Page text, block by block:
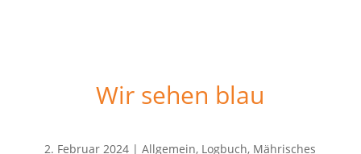
Wir sehen blau
2. Februar 2024 |Allgemein, Logbuch, Mährisches